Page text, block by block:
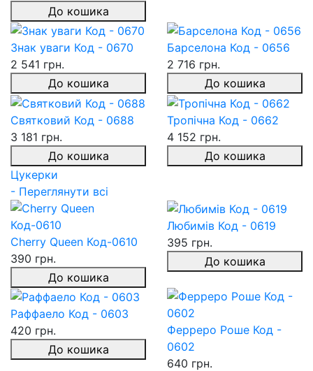
До кошика
Знак уваги Код - 0670
2 541 грн.
До кошика
Барселона Код - 0656
2 716 грн.
До кошика
Святковий Код - 0688
3 181 грн.
До кошика
Тропічна Код - 0662
4 152 грн.
До кошика
Цукерки
- Переглянути всі
Cherry Queen Код-0610
390 грн.
До кошика
Любимів Код - 0619
395 грн.
До кошика
Раффаело Код - 0603
420 грн.
До кошика
Ферреро Роше Код -
0602
640 грн.